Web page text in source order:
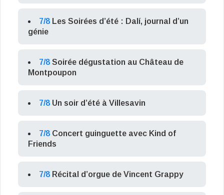
7/8 Les Soirées d’été : Dalí, journal d’un
génie
7/8 Soirée dégustation au Château de
Montpoupon
7/8 Un soir d’été à Villesavin
7/8 Concert guinguette avec Kind of
Friends
7/8 Récital d’orgue de Vincent Grappy